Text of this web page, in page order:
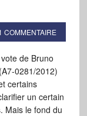
COMMENTAIRE
de Bruno
0281/2012)
certains
un certain
Mais le fond du